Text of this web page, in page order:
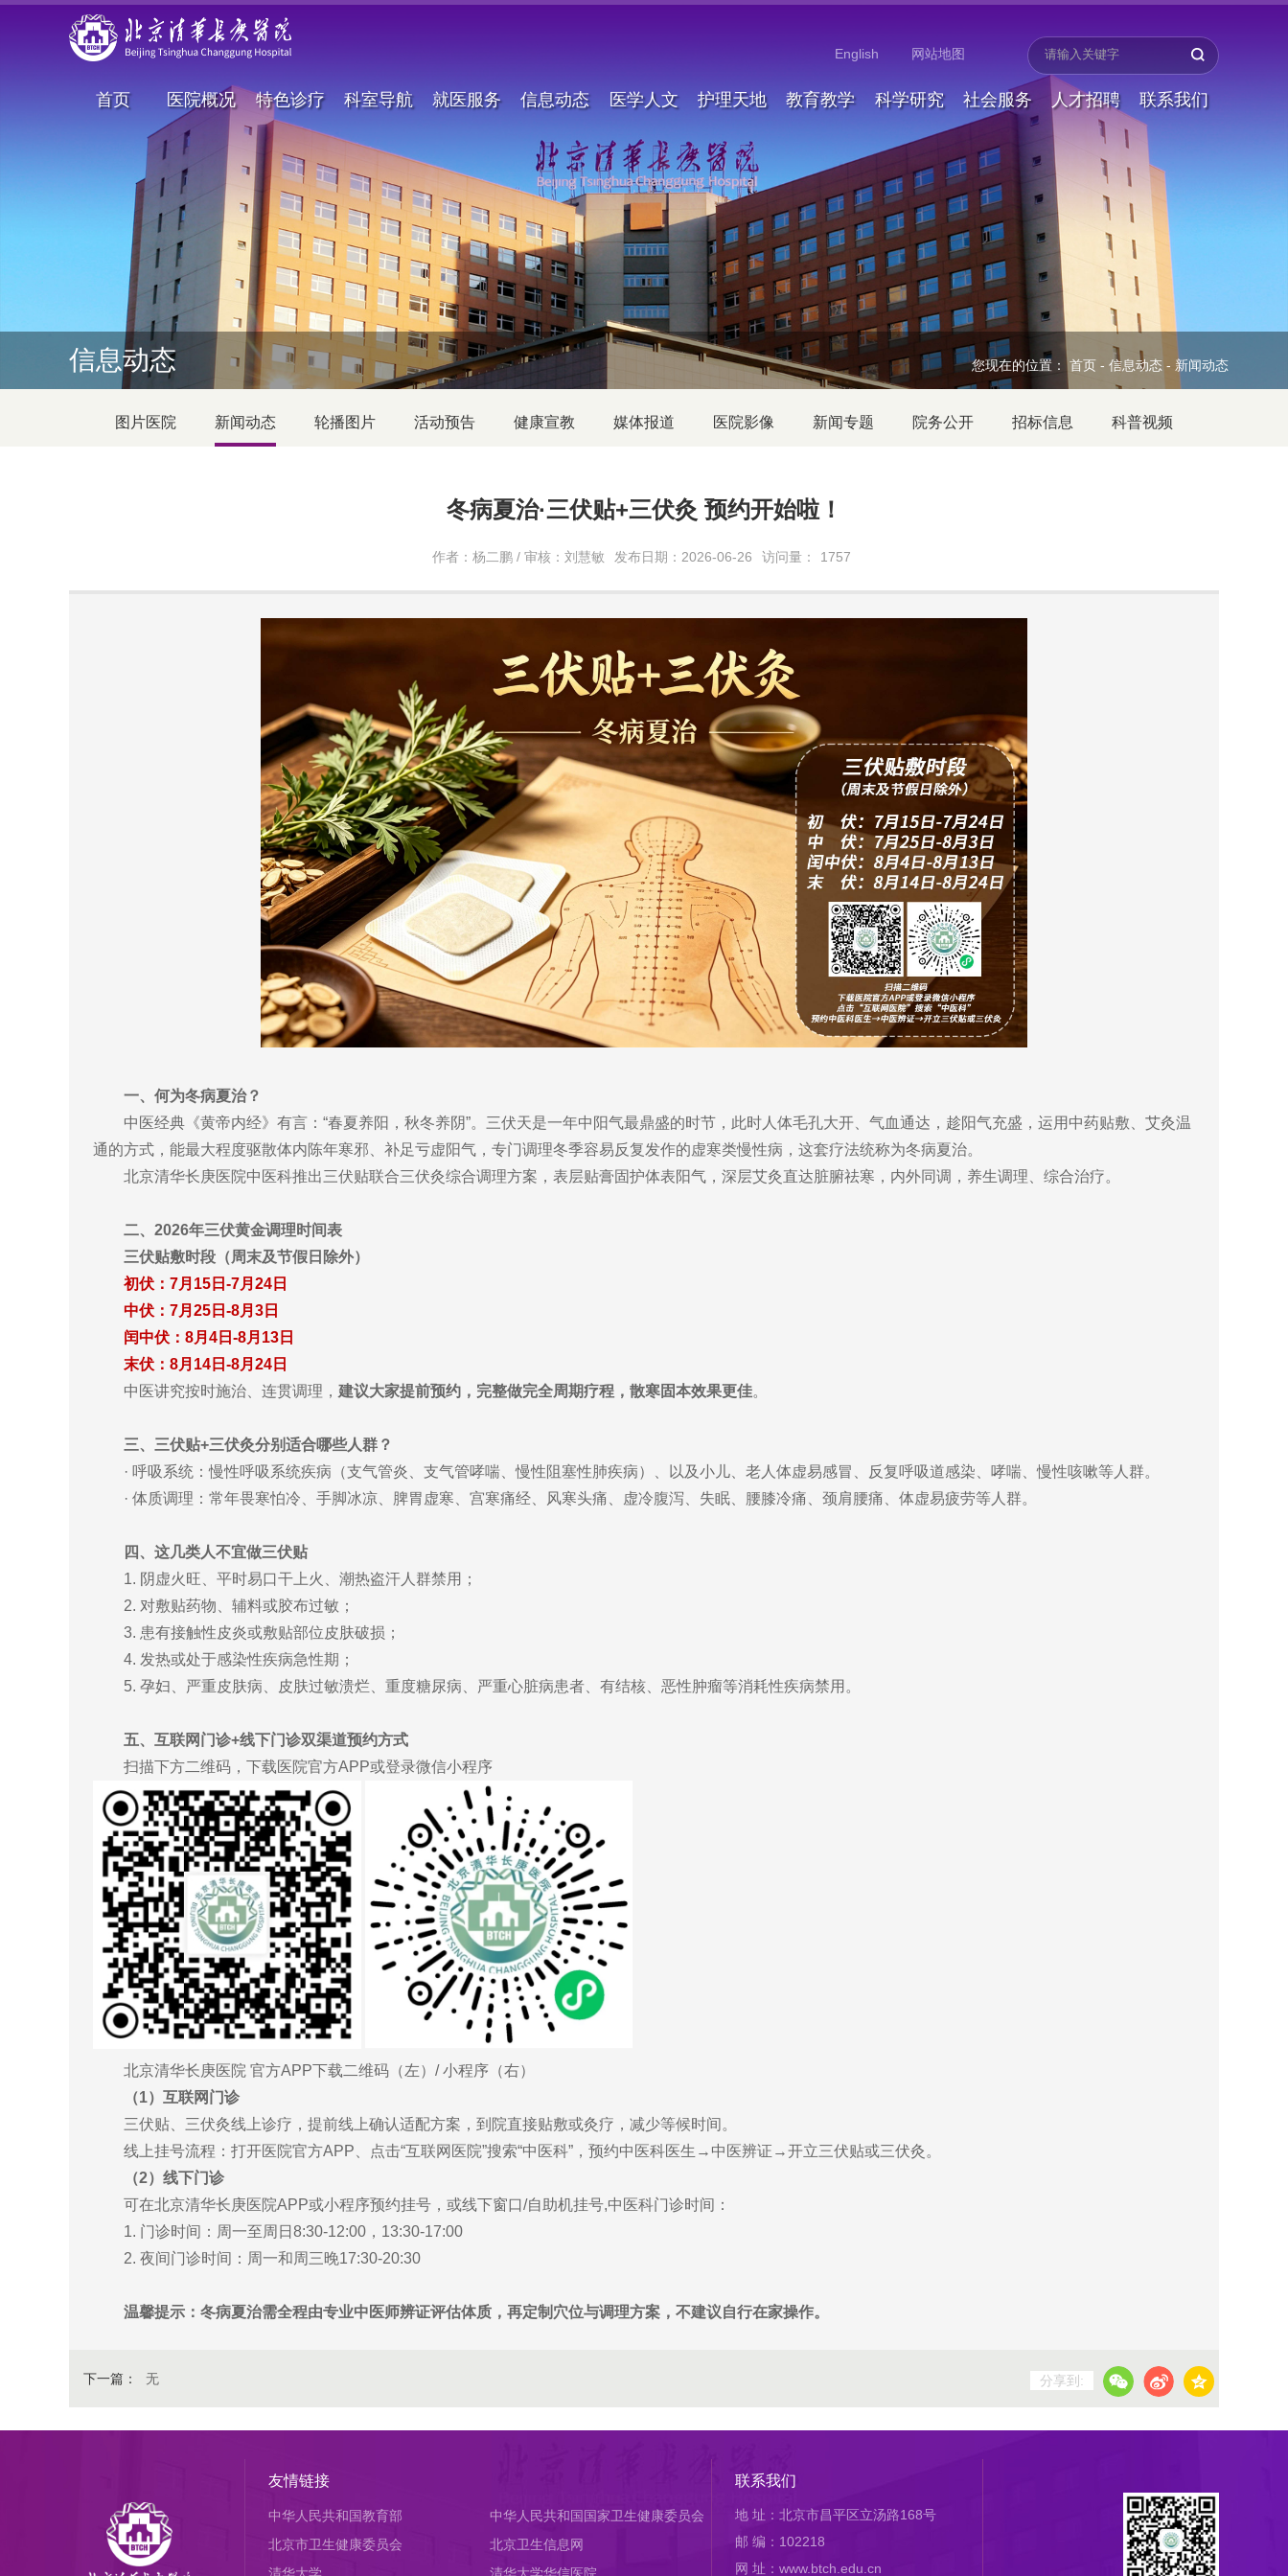
English 网站地图
首页 医院概况 特色诊疗 科室导航 就医服务 信息动态 医学人文 护理天地 教育教学 科学研究 社会服务 人才招聘 联系我们
信息动态 您现在的位置：首页 - 信息动态 - 新闻动态
图片医院 新闻动态 轮播图片 活动预告 健康宣教 媒体报道 医院影像 新闻专题 院务公开 招标信息 科普视频
冬病夏治·三伏贴+三伏灸 预约开始啦！
作者：杨二鹏 / 审核：刘慧敏 发布日期：2026-06-26 访问量： 1757
一、何为冬病夏治？
中医经典《黄帝内经》有言：“春夏养阳，秋冬养阴”。三伏天是一年中阳气最鼎盛的时节，此时人体毛孔大开、气血通达，趁阳气充盛，运用中药贴敷、艾灸温
通的方式，能最大程度驱散体内陈年寒邪、补足亏虚阳气，专门调理冬季容易反复发作的虚寒类慢性病，这套疗法统称为冬病夏治。
北京清华长庚医院中医科推出三伏贴联合三伏灸综合调理方案，表层贴膏固护体表阳气，深层艾灸直达脏腑祛寒，内外同调，养生调理、综合治疗。
二、2026年三伏黄金调理时间表
三伏贴敷时段（周末及节假日除外）
初伏：7月15日-7月24日
中伏：7月25日-8月3日
闰中伏：8月4日-8月13日
末伏：8月14日-8月24日
中医讲究按时施治、连贯调理， 建议大家提前预约，完整做完全周期疗程，散寒固本效果更佳。
三、三伏贴+三伏灸分别适合哪些人群？
· 呼吸系统：慢性呼吸系统疾病（支气管炎、支气管哮喘、慢性阻塞性肺疾病）、以及小儿、老人体虚易感冒、反复呼吸道感染、哮喘、慢性咳嗽等人群。
· 体质调理：常年畏寒怕冷、手脚冰凉、脾胃虚寒、宫寒痛经、风寒头痛、虚冷腹泻、失眠、腰膝冷痛、颈肩腰痛、体虚易疲劳等人群。
四、这几类人不宜做三伏贴
1. 阴虚火旺、平时易口干上火、潮热盗汗人群禁用；
2. 对敷贴药物、辅料或胶布过敏；
3. 患有接触性皮炎或敷贴部位皮肤破损；
4. 发热或处于感染性疾病急性期；
5. 孕妇、严重皮肤病、皮肤过敏溃烂、重度糖尿病、严重心脏病患者、有结核、恶性肿瘤等消耗性疾病禁用。
五、互联网门诊+线下门诊双渠道预约方式
扫描下方二维码，下载医院官方APP或登录微信小程序
北京清华长庚医院 官方APP下载二维码（左）/ 小程序（右）
（1）互联网门诊
三伏贴、三伏灸线上诊疗，提前线上确认适配方案，到院直接贴敷或灸疗，减少等候时间。
线上挂号流程：打开医院官方APP、点击“互联网医院”搜索“中医科”，预约中医科医生→中医辨证→开立三伏贴或三伏灸。
（2）线下门诊
可在北京清华长庚医院APP或小程序预约挂号，或线下窗口/自助机挂号,中医科门诊时间：
1. 门诊时间：周一至周日8:30-12:00，13:30-17:00
2. 夜间门诊时间：周一和周三晚17:30-20:30
温馨提示：冬病夏治需全程由专业中医师辨证评估体质，再定制穴位与调理方案，不建议自行在家操作。
下一篇： 无 分享到:
友情链接
中华人民共和国教育部
中华人民共和国国家卫生健康委员会
北京市卫生健康委员会
北京卫生信息网
联系我们
地 址：北京市昌平区立汤路168号
邮 编：102218
网 址：www.btch.edu.cn